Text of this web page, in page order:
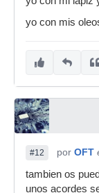
yo con mis
#12 por OFT
tambien os
unos acordes